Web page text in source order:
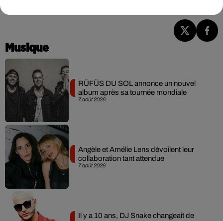
Musique
7 août 2026
RÜFÜS DU SOL annonce un nouvel
album après sa tournée mondiale
7 août 2026
Angèle et Amélie Lens dévoilent leur
collaboration tant attendue
Il y a 10 ans, DJ Snake changeait de